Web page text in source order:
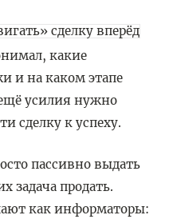
какие
и на каком этапе
усилия нужно
сделку к успеху.
пассивно выдать
продать.
как информаторы: